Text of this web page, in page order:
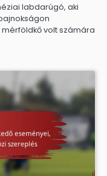
labdarúgó, aki
volt számára